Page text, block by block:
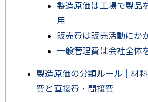
製造原価は工場で製品
用
販売費は販売活動にか
一般管理費は会社全体
製造原価の分類ルール｜材
費と直接費・間接費